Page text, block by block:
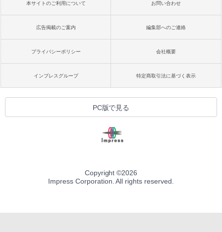
本サイトのご利用について お問い合わせ
広告掲載のご案内 編集部へのご連絡
プライバシーポリシー 会社概要
インプレスグループ 特定商取引法に基づく表示
PC版で見る
Copyright ©2026
Impress Corporation. All rights reserved.